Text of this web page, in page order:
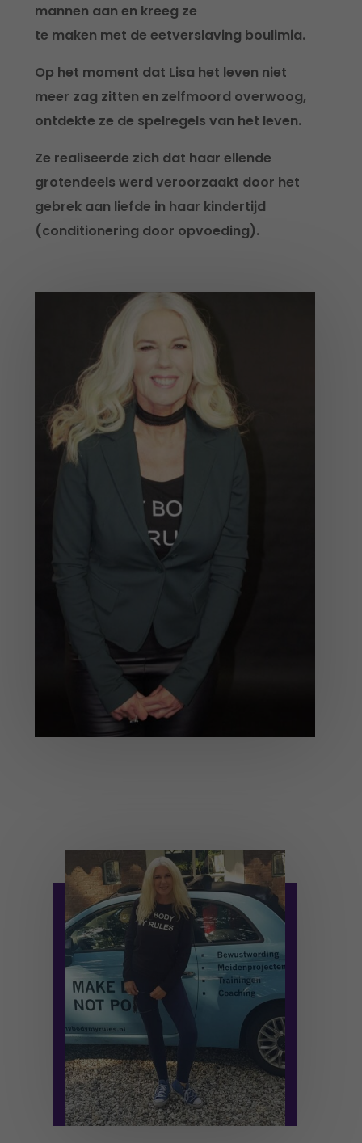
mannen aan en kreeg ze
te maken met de eetverslaving boulimia.
Op het moment dat Lisa het leven niet
meer zag zitten en zelfmoord overwoog,
ontdekte ze de spelregels van het leven.
Ze realiseerde zich dat haar ellende
grotendeels werd veroorzaakt door het
gebrek aan liefde in haar kindertijd
(conditionering door opvoeding).